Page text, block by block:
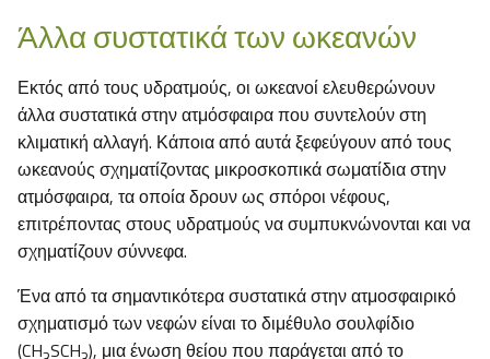
Άλλα συστατικά των ωκεανών
Εκτός από τους υδρατμούς, οι ωκεανοί ελευθερώνουν
άλλα συστατικά στην ατμόσφαιρα που συντελούν στη
κλιματική αλλαγή. Κάποια από αυτά ξεφεύγουν από τους
ωκεανούς σχηματίζοντας μικροσκοπικά σωματίδια στην
ατμόσφαιρα, τα οποία δρουν ως σπόροι νέφους,
επιτρέποντας στους υδρατμούς να συμπυκνώνονται και να
σχηματίζουν σύννεφα.
Ένα από τα σημαντικότερα συστατικά στην ατμοσφαιρικό
σχηματισμό των νεφών είναι το διμέθυλο σουλφίδιο
(CH SCH ), μια ένωση θείου που παράγεται από το